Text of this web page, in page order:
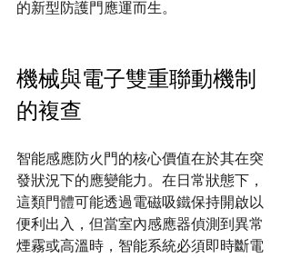
的新型防護門應運而生。
機械與電子雙重聯動機制
的複查
智能感應防火門的核心價值在於其在突
發狀況下的應變能力。在日常狀態下，
這類門體可能透過電磁吸鐵保持開啟以
便利出入，但當室內感應器偵測到異常
煙霧或高溫時，智能系統必須即時斷電